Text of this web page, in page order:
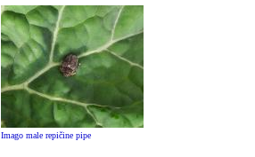
Imago male repičine pipe